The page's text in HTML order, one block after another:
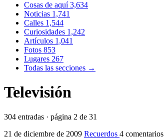
Cosas de aquí3,634
Noticias 1,741
Calles 1,544
Curiosidades 1,242
Artículos 1,041
Fotos 853
Lugares 267
Todas las secciones →
Televisión
304 entradas · página 2 de 31
21 de diciembre de 2009 Recuerdos 4 comentarios